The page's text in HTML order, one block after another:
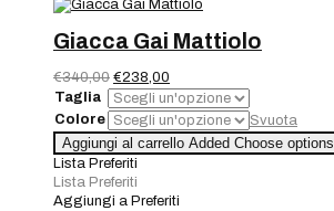
Giacca Gai Mattiolo
€340,00 Il
prezzo
originale
era:
€340,00.
€238,00
prezzo
attuale
è:
€238,00.
Taglia
Colore
Svuota
Giacca
Gai
Mattiolo
quantità
Aggiungi al carrello Added Choose options
Lista Preferiti
Lista Preferiti
Aggiungi a Preferiti